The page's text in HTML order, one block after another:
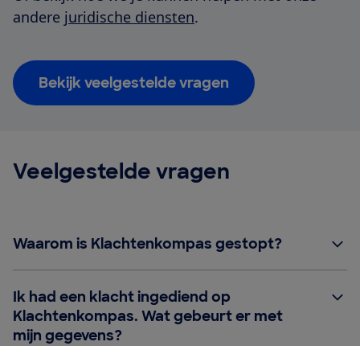
andere juridische diensten.
Bekijk veelgestelde vragen
Veelgestelde vragen
Waarom is Klachtenkompas gestopt?
Ik had een klacht ingediend op
Klachtenkompas. Wat gebeurt er met
mijn gegevens?